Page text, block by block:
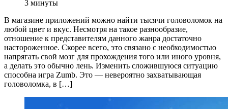
3 минуты
В магазине приложений можно найти тысячи головоломок на
любой цвет и вкус. Несмотря на такое разнообразие,
отношение к представителям данного жанра достаточно
настороженное. Скорее всего, это связано с необходимостью
напрягать свой мозг для прохождения того или иного уровня,
а делать это обычно лень. Изменить сложившуюся ситуацию
способна игра Zumb. Это — невероятно захватывающая
головоломка, в […]